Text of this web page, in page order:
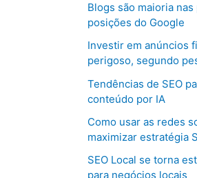
Blogs são maioria
posições do Google
Investir em anúncios
perigoso, segundo
Tendências de SEO
conteúdo por IA
Como usar as redes
maximizar estratégia
SEO Local se torna
para negócios locais